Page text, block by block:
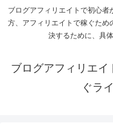
ブログアフィリエイトで初心
方、アフィリエイトで稼ぐため
決するために、具
ブログアフィリエ
ぐラ